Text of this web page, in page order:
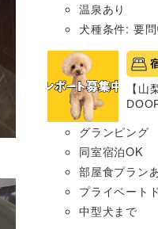
温泉あり
犬種条件: 要
【山
グランピング
同室宿泊OK
部屋食プラン
プライベート
中型犬まで